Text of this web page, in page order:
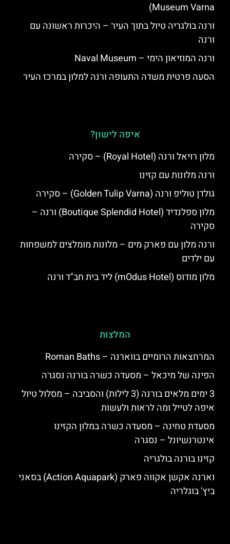
Museum Varna)
ורנה בולגריה טיול בתוך העיר – היכרות ראשונה עם
ורנה
ורנה המוזיאון הימי – Naval Museum
הסעה פרטית משדה התעופה ורנה למלון במרכז העיר
איפה לישון?
מלון רויאל ורנה (Royal Hotel) – סקירה
ורנה מלונות עם קזינו
גולדן טוליפ ורנה (Golden Tulip Varna) – סקירה
מלון ספלנדיד (Boutique Splendid Hotel) ורנה –
סקירה
ורנה מלון עם פארק מים – מלונות מומלצים למשפחות
עם ילדים
מלון מודוס (mOdus Hotel) ליד בית חב"ד ורנה
המלצות
המרחצאות הרומיים בווארנה – Roman Baths
הפינה של מיכאל – מסעדה כשרה בורנה נסגרה
3 ימים מלאים בורנה (3 לילות) והסביבה – מסלול טיול
איפה לטייל ומה לראות ולעשות
מסעדת טחינה – מסעדה כשרה במלון הקזינו
אינטרנשיונל – נסגרה
קזינו בורנה בולגריה
וארנה אקשן אקווה פארק (Action Aquapark) בסאני
ביץ' בוגלריה